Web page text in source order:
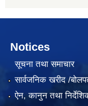
Notices
सूचना तथा समाचार
सार्वजनिक खरीद /
ऐन, कानुन तथा